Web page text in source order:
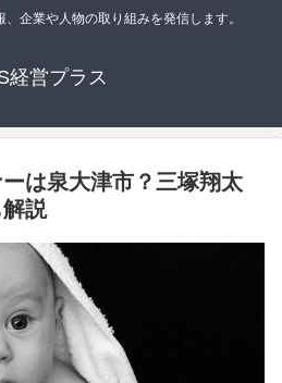
企業や人物の取り組みを発信します。
経営プラス
は泉大津市？三塚翔太
説